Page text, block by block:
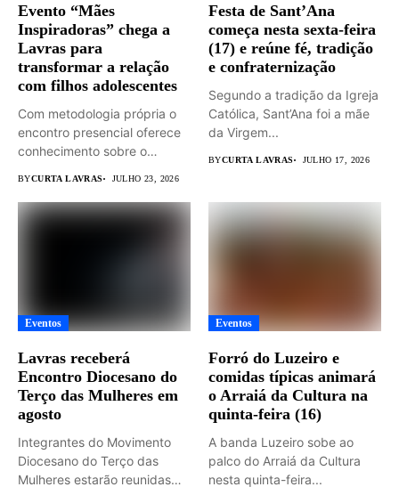
Evento “Mães
Inspiradoras” chega a
Lavras para
transformar a relação
com filhos adolescentes
Com metodologia própria o
encontro presencial oferece
conhecimento sobre o
BYCURTA LAVRAS JULHO 23, 2026
Festa de Sant’Ana
começa nesta sexta-feira
(17) e reúne fé, tradição
e confraternização
Segundo a tradição da Igreja
Católica, Sant’Ana foi a mãe
da Virgem...
BYCURTA LAVRAS JULHO 17, 2026
Eventos
Lavras receberá
Encontro Diocesano do
Terço das Mulheres em
agosto
Integrantes do Movimento
Diocesano do Terço das
Mulheres estarão reunidas
Eventos
Forró do Luzeiro e
comidas típicas animará
o Arraiá da Cultura na
quinta-feira (16)
A banda Luzeiro sobe ao
palco do Arraiá da Cultura
nesta quinta-feira...